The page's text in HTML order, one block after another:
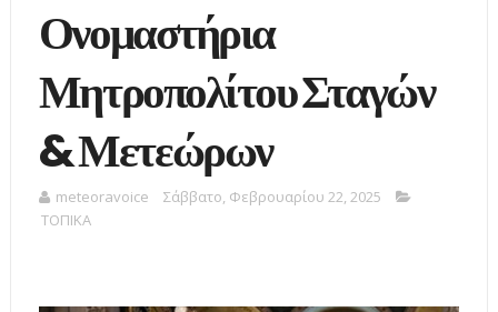
Ονομαστήρια
Μητροπολίτου Σταγών
& Μετεώρων
meteoravoice
Σάββατο, Φεβρουαρίου 22, 2025
ΤΟΠΙΚΑ